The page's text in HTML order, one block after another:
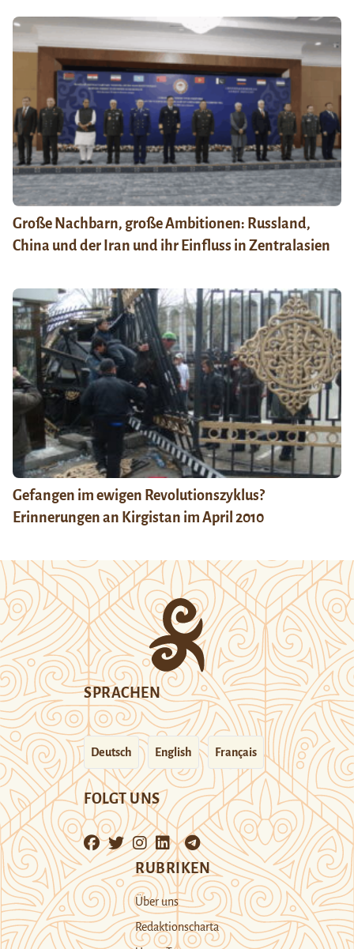
Große Nachbarn, große Ambitionen: Russland,
China und der Iran und ihr Einfluss in Zentralasien
Gefangen im ewigen Revolutionszyklus?
Erinnerungen an Kirgistan im April 2010
SPRACHEN
Deutsch English Français
FOLGT UNS
RUBRIKEN
Über uns
Redaktionscharta